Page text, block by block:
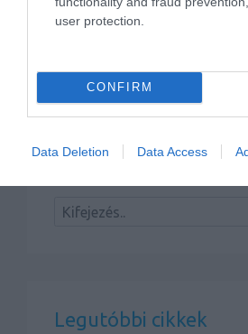
user protection.
CONFIRM
Data Deletion Data Access
Legutóbbi cikkek